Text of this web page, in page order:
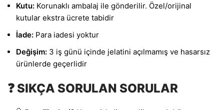
Kutu: Korunaklı ambalaj ile gönderilir. Özel/orijinal
kutular ekstra ücrete tabidir
İade: Para iadesi yoktur
Değişim: 3 iş günü içinde jelatini açılmamış ve hasarsız
ürünlerde geçerlidir
❓ SIKÇA SORULAN SORULAR